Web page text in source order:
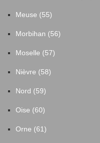
Meuse (55)
Morbihan (56)
Moselle (57)
Nièvre (58)
Nord (59)
Oise (60)
Orne (61)